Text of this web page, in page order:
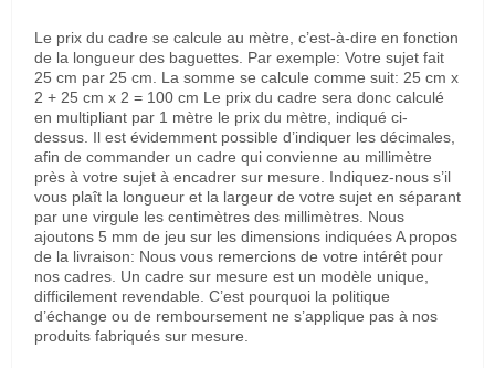
Le prix du cadre se calcule au mètre, c’est-à-dire en fonction
de la longueur des baguettes. Par exemple: Votre sujet fait
25 cm par 25 cm. La somme se calcule comme suit: 25 cm x
2 + 25 cm x 2 = 100 cm Le prix du cadre sera donc calculé
en multipliant par 1 mètre le prix du mètre, indiqué ci-
dessus. Il est évidemment possible d’indiquer les décimales,
afin de commander un cadre qui convienne au millimètre
près à votre sujet à encadrer sur mesure. Indiquez-nous s’il
vous plaît la longueur et la largeur de votre sujet en séparant
par une virgule les centimètres des millimètres. Nous
ajoutons 5 mm de jeu sur les dimensions indiquées A propos
de la livraison: Nous vous remercions de votre intérêt pour
nos cadres. Un cadre sur mesure est un modèle unique,
difficilement revendable. C’est pourquoi la politique
d’échange ou de remboursement ne s’applique pas à nos
produits fabriqués sur mesure.